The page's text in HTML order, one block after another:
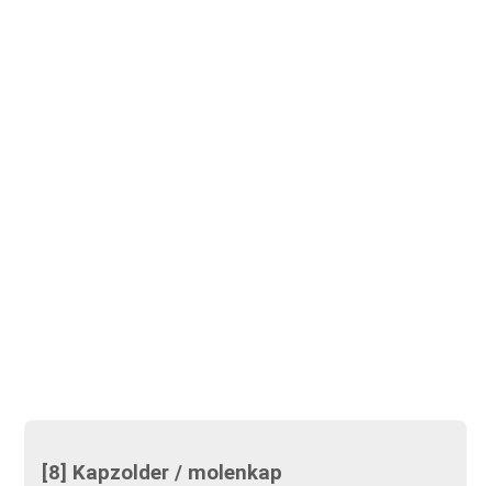
[8] Kapzolder / molenkap